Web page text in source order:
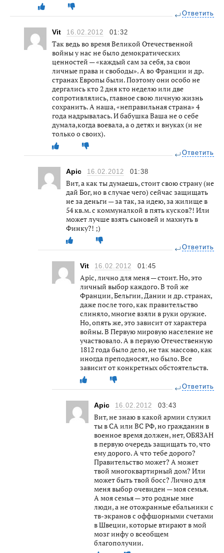
Ответить
Vit 16.02.2012 01:32
Так ведь во время Великой Отечественной
войны у нас не было демократических
ценностей — «каждый сам за себя, за свои
личные права и свободы». А во Франции и др.
странах Европы были. Поэтому они особо не
дергались кто 2 дня кто неделю или две
сопротивлялись, главное свою личную жизнь
сохранить. А наша, «неправильная страна» 4
года надрывалась. И бабушка Ваша не о себе
думала,когда воевала, а о детях и внуках (и не
только о своих).
Ответить
Apic 16.02.2012 01:38
Вит, а как ты думаешь, стоит свою страну (не
дай Бог, но в случае чего) сейчас защищать
не за деньги — за так, за идею, за жилище в
54 кв.м. с коммуналкой в пять кусков?! Или
может лучше взять сыновей и махнуть в
Финку?! ;)
Ответить
Vit 16.02.2012 01:45
Apic, лично для меня — стоит. Но, это
личный выбор каждого. В той же
Франции, Бельгии, Дании и др. странах,
даже после того, как правительство
слиняло, многие взяли в руки оружие.
Но, опять же, это зависит от характера
войны. В Первую мировую население не
участвовало. А в первую Отечественную
1812 года было дело, не так массово, как
иногда преподносят, но было. Все
зависит от конкретных обстоятельств.
Ответить
Apic 16.02.2012 03:43
Вит, не знаю в какой армии служил
ты в СА или ВС РФ, но гражданин в
военное время должен, нет, ОБЯЗАН
в первую очередь защищать то, что
ему дорого. А что тебе дорого?
Правительство может? А может
твой многоквартирный дом? Или
может быть твой босс? Лично для
меня выбор очевиден — моя семья.
А моя семья — это родные мне
люди, а не отожранные ебальники с
тв-экранов с оффшорными счетами
в Швеции, которые втирают в мой
мозг инфу о всеобщем
благополучии.